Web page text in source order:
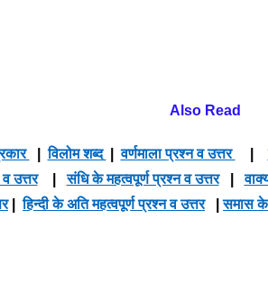
Also Read
|विलोम शब्द |वर्णमाला प्रश्न व उत्तर |
उत्तर|संधि के महत्वपूर्ण प्रश्न व उत्तर|
|हिन्दी के अति महत्वपूर्ण प्रश्न व उत्तर|समास के